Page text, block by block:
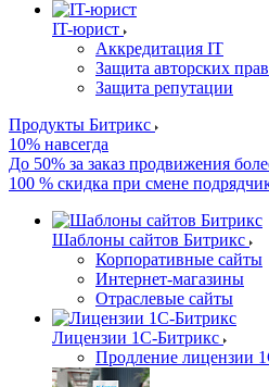
IT-юрист
Аккредитация IT
Защита авторских прав
Защита репутации
Продукты Битрикс
10% навсегда
До 50% за заказ продвижения
100 % скидка при смене
Шаблоны сайтов Битрикс
Корпоративные сайты
Интернет-магазины
Отраслевые сайты
Лицензии 1С-Битрикс
Продление лицензии